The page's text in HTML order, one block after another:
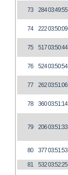
73 28403:49:55
74 22203:50:09
75 51703:50:44
76 52403:50:54
77 26203:51:06
78 36003:51:14
79 20603:51:33
80 37703:51:53
81
53203:52:25